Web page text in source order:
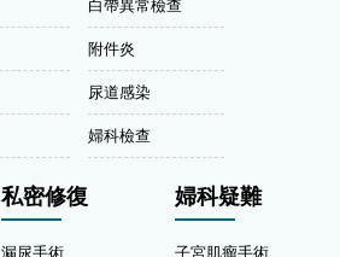
白帶異常檢查
附件炎
尿道感染
婦科檢查
私密修復
漏尿手術
婦科疑難
子宮肌瘤手術